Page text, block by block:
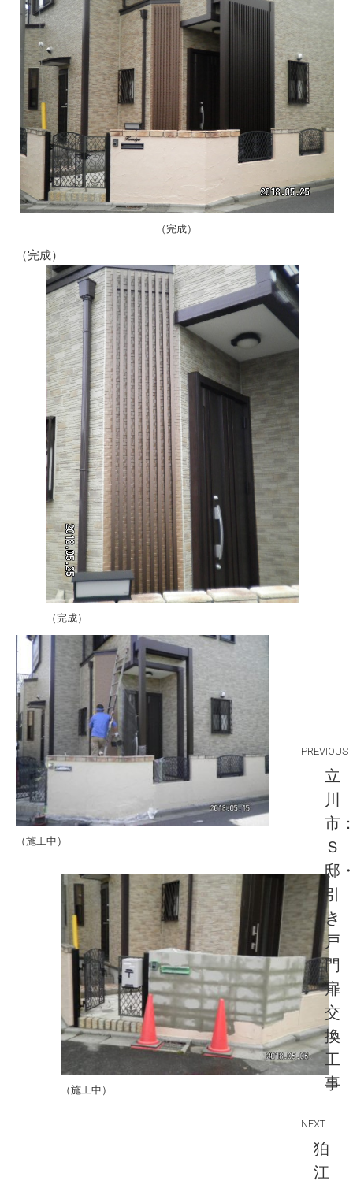
（完成）
（完成）
（完成）
（施工中）
（施工中）
Post
navigation
PREVIOUS
Previous
post:
立
川
市
Ｓ
邸
引
き
戸
門
扉
交
換
工
事
NEXT
狛
江